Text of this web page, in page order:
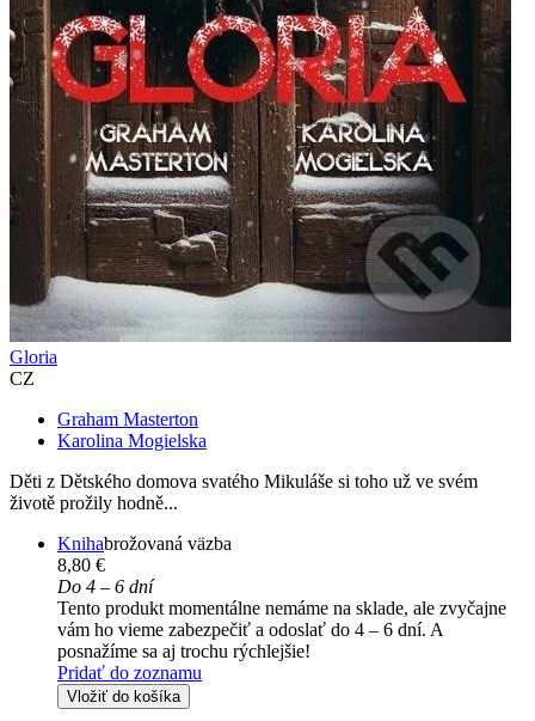
Gloria
CZ
Graham Masterton
Karolina Mogielska
Děti z Dětského domova svatého Mikuláše si toho už ve svém
životě prožily hodně...
Knihabrožovaná väzba
8,80 €
Do 4 – 6 dní
Tento produkt momentálne nemáme na sklade, ale zvyčajne
vám ho vieme zabezpečiť a odoslať do 4 – 6 dní. A
posnažíme sa aj trochu rýchlejšie!
Pridať do zoznamu
Vložiť do košíka